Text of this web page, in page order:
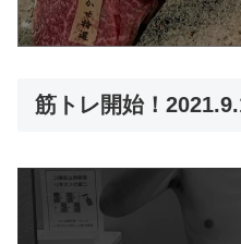
筋トレ開始！